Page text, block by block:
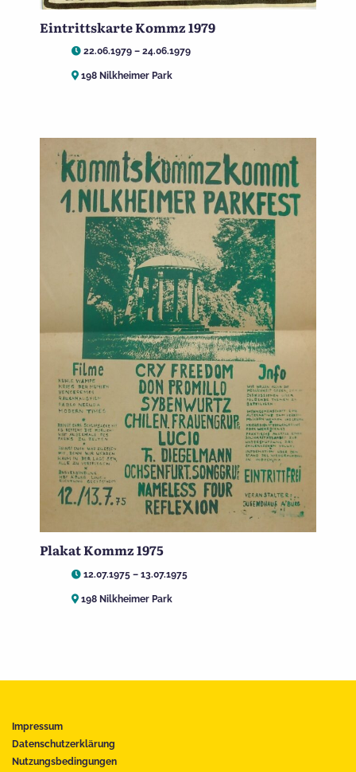
Eintrittskarte Kommz 1979
22.06.1979 – 24.06.1979
198 Nilkheimer Park
Plakat Kommz 1975
12.07.1975 – 13.07.1975
198 Nilkheimer Park
Impressum
Datenschutzerklärung
Nutzungsbedingungen